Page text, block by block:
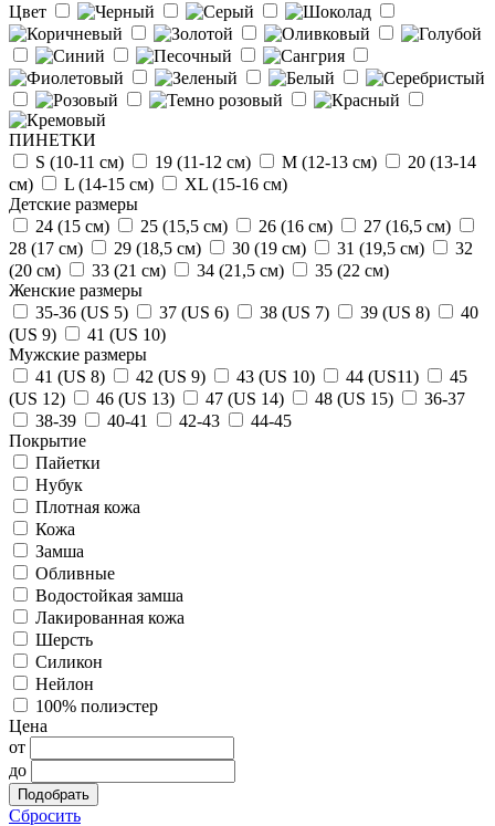
Отзыв от Натальи
г.Красноярск
Цвет
ПИНЕТКИ
S (10-11 см)
19 (11-12 см) М (12-13 см)
20 (13-14
см)
L (14-15 cм)
ХL (15-16 cм)
Детские размеры
24 (15 см)
25 (15,5 см) 26 (16 см)
27 (16,5 см)
28 (17 см)
29 (18,5 см) 30 (19 см) 31 (19,5 см)
32
(20 см)
33 (21 см) 34 (21,5 см)
35 (22 см)
Женские размеры
35-36 (US 5)
37 (US 6) 38 (US 7) 39 (US 8)
40
(US 9)
41 (US 10)
Мужские размеры
41 (US 8)
42 (US 9) 43 (US 10) 44 (US11)
45
(US 12)
46 (US 13) 47 (US 14) 48 (US 15)
36-37
38-39
40-41 42-43
44-45
Покрытие
Пайетки
Нубук
Плотная кожа
Кожа
Замша
Обливные
Водостойкая замша
Лакированная кожа
Шерсть
Силикон
Нейлон
100% полиэстер
Цена
от
до
Сбросить